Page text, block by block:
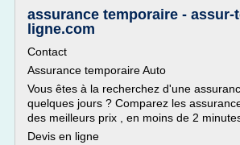
assurance temporaire - assur-
ligne.com
Contact
Assurance temporaire Auto
Vous êtes à la recherchez d'une
quelques jours ? Comparez les
des meilleurs prix , en moins de 2
Devis en ligne